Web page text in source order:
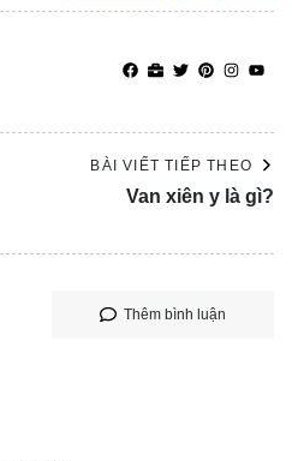
BÀI VIẾT TIẾP THEO
Van xiên y là gì?
Thêm bình luận